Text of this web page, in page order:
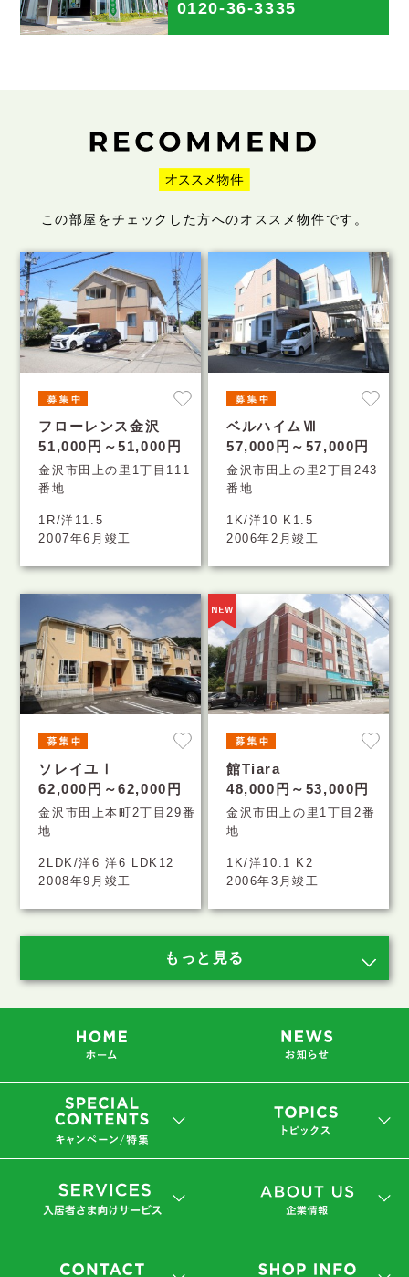
0120-36-3335
この部屋をチェックした方へのオススメ物件です。
フローレンス金沢
51,000円～51,000円
金沢市田上の里1丁目111
番地
1R/洋11.5
2007年6月竣工
ベルハイムⅦ
57,000円～57,000円
金沢市田上の里2丁目243
番地
1K/洋10 K1.5
2006年2月竣工
ソレイユⅠ
62,000円～62,000円
金沢市田上本町2丁目29番
地
2LDK/洋6 洋6 LDK12
2008年9月竣工
館Tiara
48,000円～53,000円
金沢市田上の里1丁目2番
地
1K/洋10.1 K2
2006年3月竣工